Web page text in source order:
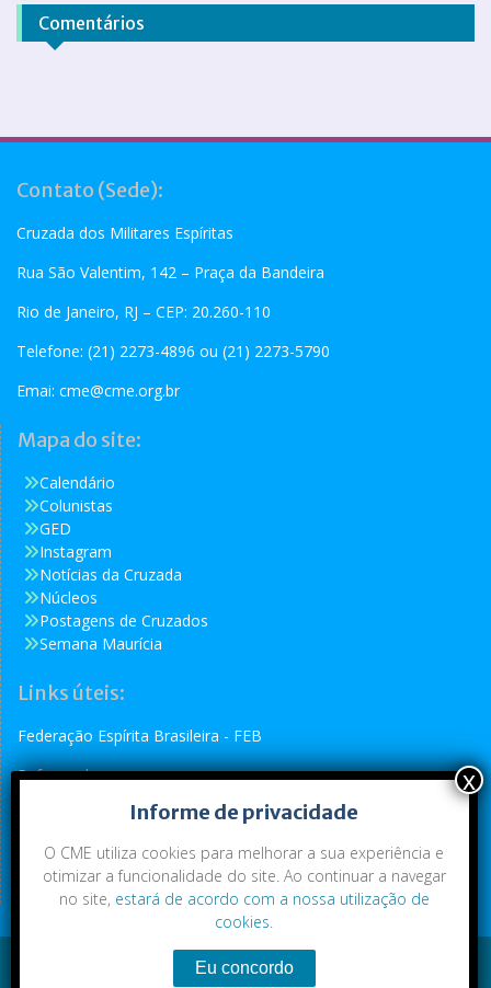
Comentários
Contato (Sede):
Cruzada dos Militares Espíritas
Rua São Valentim, 142 – Praça da Bandeira
Rio de Janeiro, RJ – CEP: 20.260-110
Telefone: (21) 2273-4896 ou (21) 2273-5790
Emai: cme@cme.org.br
Mapa do site:
Calendário
Colunistas
GED
Instagram
Notícias da Cruzada
Núcleos
Postagens de Cruzados
Semana Maurícia
Links úteis:
Federação Espírita Brasileira - FEB
Reformador
Conselho Espírita Internacional - CEI
Conteúdo exclusivo da CME. Todos os direitos reservados.
Informe de privacidade
O CME utiliza cookies para melhorar a sua experiência e
otimizar a funcionalidade do site. Ao continuar a navegar
no site, estará de acordo com a nossa utilização de
cookies.